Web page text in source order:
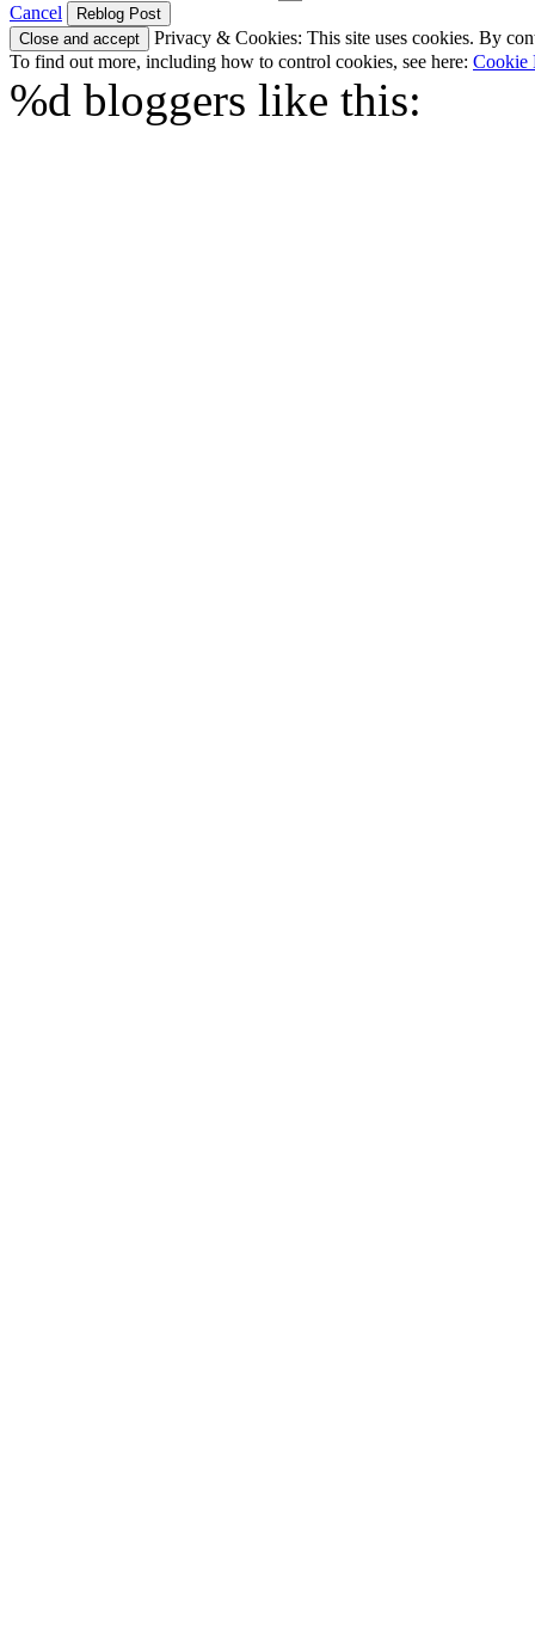
Cancel
Privacy & Cookies: This site uses cookies. By
To find out more, including how to control cookies, see here: Cookie
%d bloggers like this: